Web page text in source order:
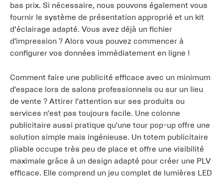
bas prix. Si nécessaire, nous pouvons également vous
fournir le système de présentation approprié et un kit
d’éclairage adapté. Vous avez déjà un fichier
d'impression ? Alors vous pouvez commencer à
configurer vos données immédiatement en ligne !
Comment faire une publicité efficace avec un minimum
d'espace lors de salons professionnels ou sur un lieu
de vente ? Attirer l'attention sur ses produits ou
services n'est pas toujours facile. Une colonne
publicitaire aussi pratique qu'une tour pop-up offre une
solution simple mais ingénieuse. Un totem publicitaire
pliable occupe très peu de place et offre une visibilité
maximale grâce à un design adapté pour créer une PLV
efficace. Elle comprend un jeu complet de lumières LED